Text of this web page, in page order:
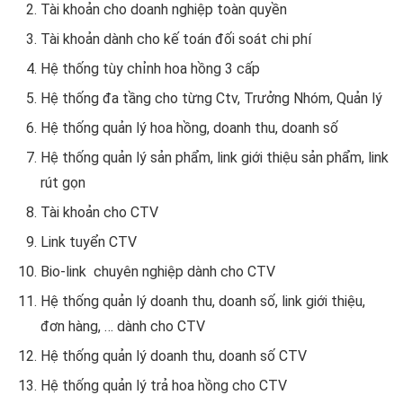
Tài khoản cho doanh nghiệp toàn quyền
Tài khoản dành cho kế toán đối soát chi phí
Hệ thống tùy chỉnh hoa hồng 3 cấp
Hệ thống đa tầng cho từng Ctv, Trưởng Nhóm, Quản lý
Hệ thống quản lý hoa hồng, doanh thu, doanh số
Hệ thống quản lý sản phẩm, link giới thiệu sản phẩm, link
rút gọn
Tài khoản cho CTV
Link tuyển CTV
Bio-link chuyên nghiệp dành cho CTV
Hệ thống quản lý doanh thu, doanh số, link giới thiệu,
đơn hàng, … dành cho CTV
Hệ thống quản lý doanh thu, doanh số CTV
Hệ thống quản lý trả hoa hồng cho CTV